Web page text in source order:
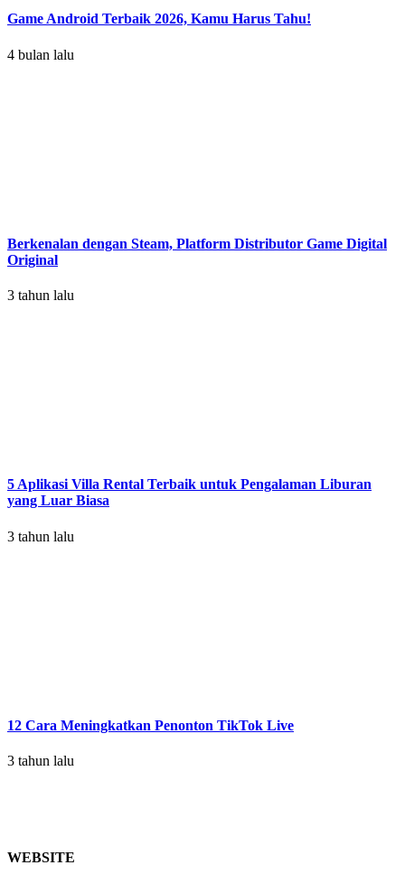
Game Android Terbaik 2026, Kamu Harus Tahu!
4 bulan lalu
Berkenalan dengan Steam, Platform Distributor Game Digital
Original
3 tahun lalu
5 Aplikasi Villa Rental Terbaik untuk Pengalaman Liburan
yang Luar Biasa
3 tahun lalu
12 Cara Meningkatkan Penonton TikTok Live
3 tahun lalu
WEBSITE